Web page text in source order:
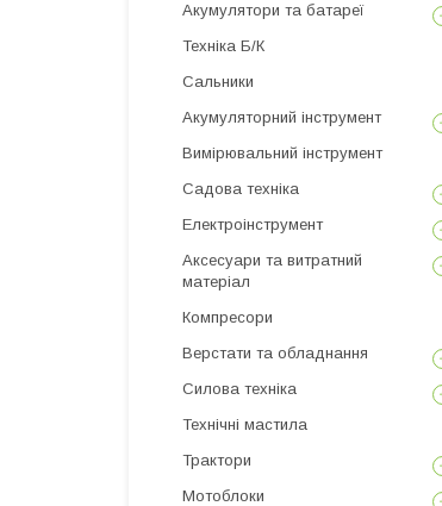
Акумулятори та батареї
Техніка Б/К
Сальники
Акумуляторний інструмент
Вимірювальний інструмент
Садова техніка
Електроінструмент
Аксесуари та витратний
матеріал
Компресори
Верстати та обладнання
Силова техніка
Технічні мастила
Трактори
Мотоблоки